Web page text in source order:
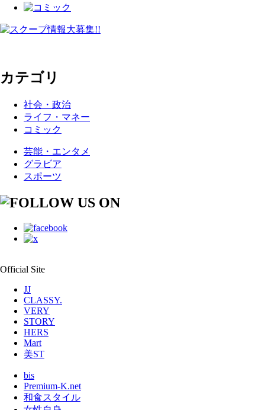
カテゴリ
社会・政治
ライフ・マネー
コミック
芸能・エンタメ
グラビア
スポーツ
Official Site
JJ
CLASSY.
VERY
STORY
HERS
Mart
美ST
bis
Premium-K.net
和食スタイル